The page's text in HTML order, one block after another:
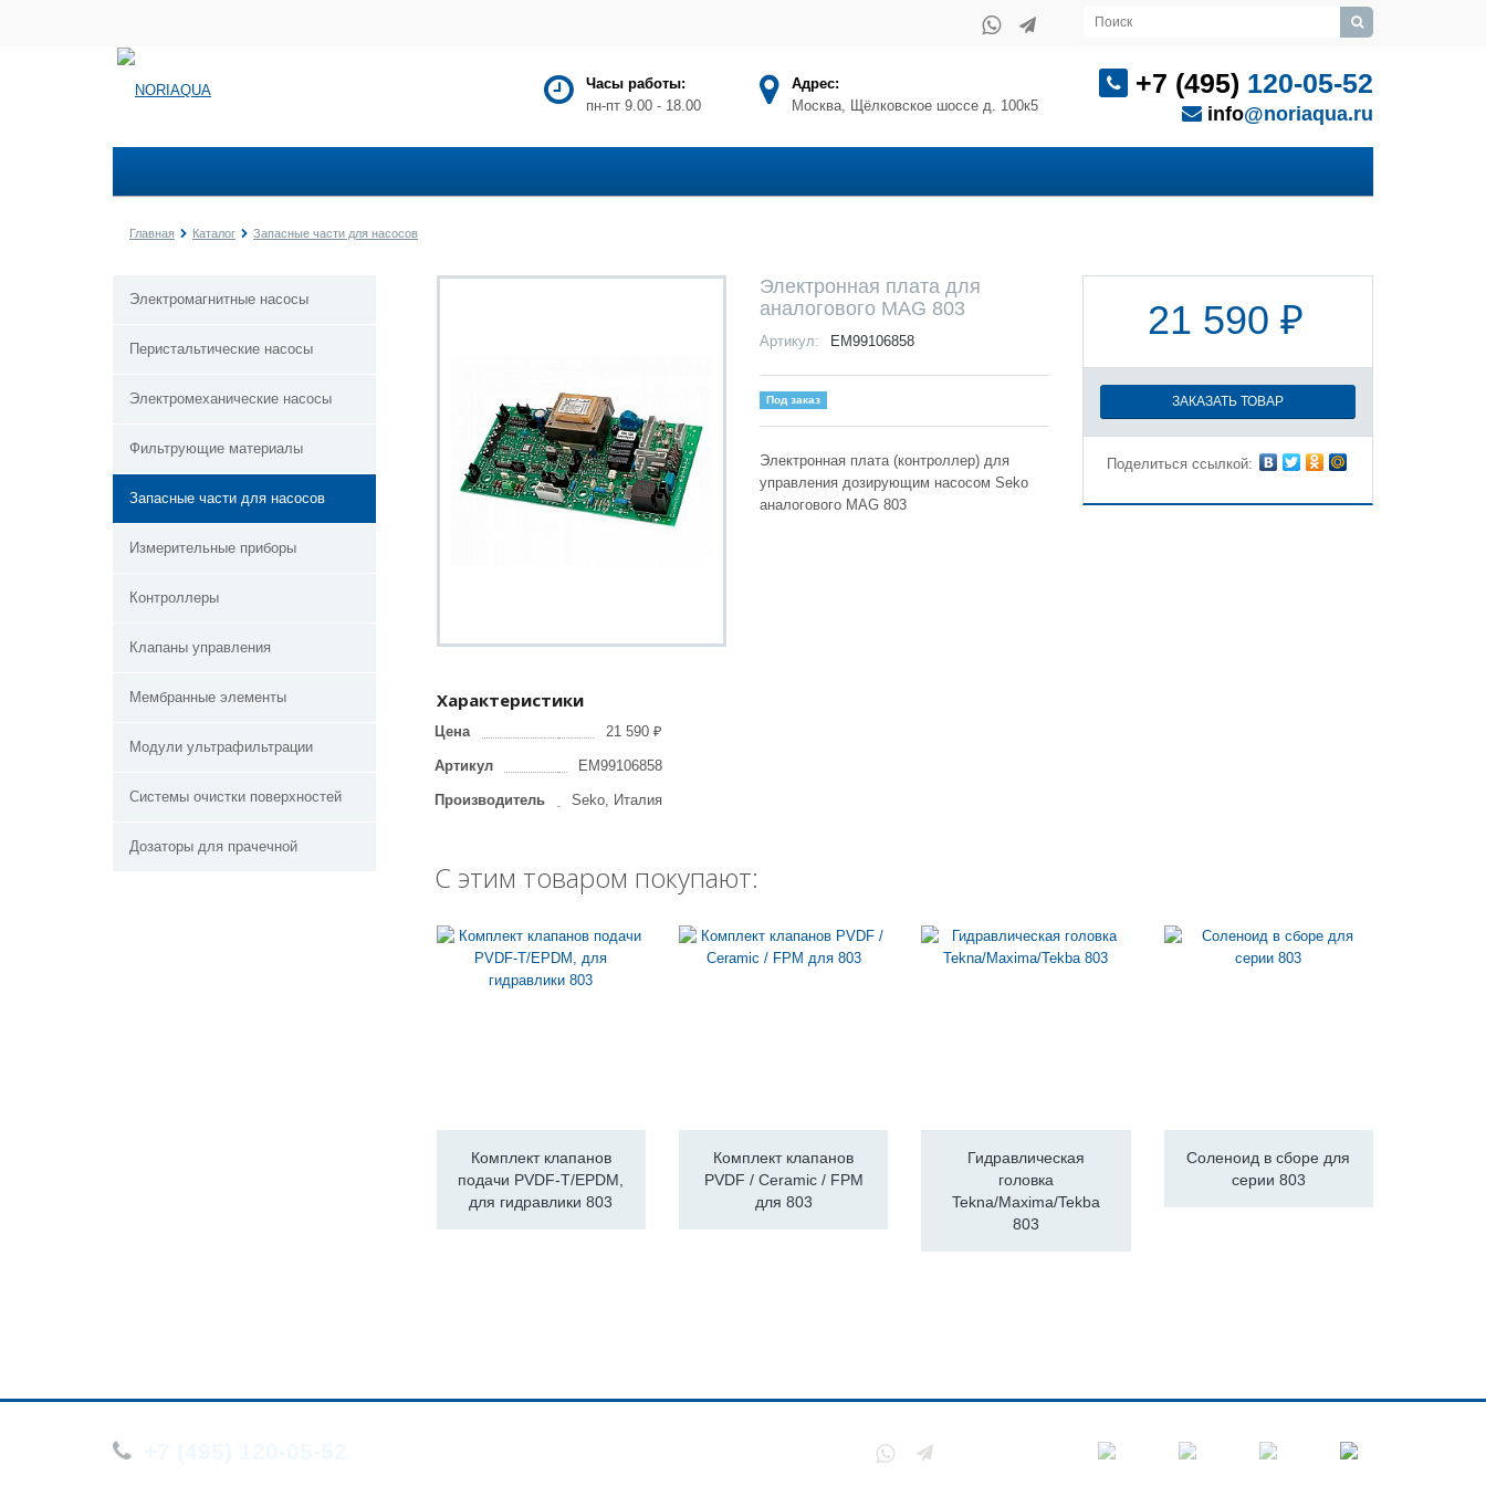
Часы работы:
пн-пт 9.00 - 18.00
Адрес:
Москва, Щёлковское шоссе д. 100к5
+7 (495) 120-05-52
info@noriaqua.ru
Главная Каталог Запасные части для насосов
Электромагнитные насосы
Перистальтические насосы
Электромеханические насосы
Фильтрующие материалы
Запасные части для насосов
Измерительные приборы
Контроллеры
Клапаны управления
Мембранные элементы
Модули ультрафильтрации
Системы очистки поверхностей
Дозаторы для прачечной
Электронная плата для
аналогового MAG 803
Артикул: EM99106858
Под заказ
Электронная плата (контроллер) для
управления дозирующим насосом Seko
аналогового MAG 803
21 590 ₽
ЗАКАЗАТЬ ТОВАР
Поделиться ссылкой:
Характеристики
Цена 21 590 ₽
Артикул EM99106858
Производитель Seko, Италия
С этим товаром покупают:
Комплект клапанов
подачи PVDF-T/EPDM,
для гидравлики 803
Комплект клапанов
PVDF / Ceramic / FPM
для 803
Гидравлическая
головка
Tekna/Maxima/Tekba
803
Соленоид в сборе для
серии 803